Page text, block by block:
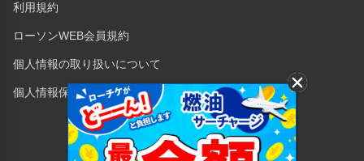
利用規約
ローソンWEB会員規約
個人情報の取り扱いについて
個人情報保護方針